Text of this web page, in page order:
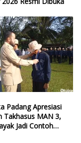
Padang Apresiasi
Takhasus MAN 3,
Jadi Contoh